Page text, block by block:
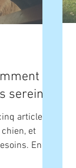
serein.
articles
et
En